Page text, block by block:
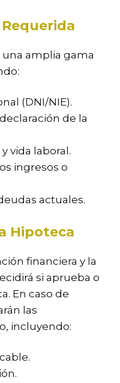
amplia gama
(DNI/NIE).
de la
vida laboral.
ingresos o
actuales.
Hipoteca
financiera y la
si aprueba o
En caso de
las
incluyendo: